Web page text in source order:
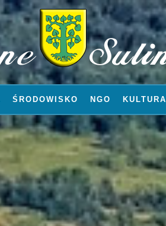
ŚRODOWISKO NGO KULTURA